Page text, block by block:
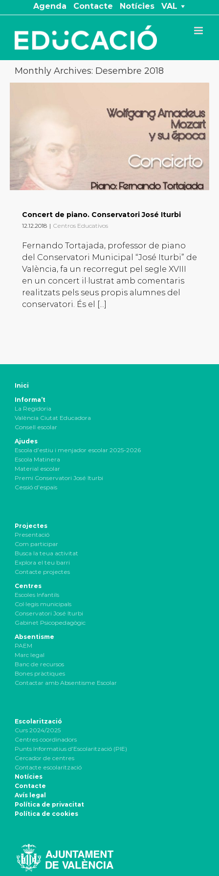
to
content
Agenda Contacte Notícies VAL
Monthly Archives: Desembre 2018
Concert de piano. Conservatori José Iturbi
12.12.2018 | Centros Educativos
Fernando Tortajada, professor de piano
del Conservatori Municipal “José Iturbi” de
València, fa un recorregut pel segle XVIII
en un concert il·lustrat amb comentaris
realitzats pels seus propis alumnes del
conservatori. És el [...]
Inici
Informa’t
La Regidoria
València Ciutat Educadora
Consell escolar
Ajudes
Escola d’estiu i menjador escolar 2025-2026
Escola Matinera
Material escolar
Premi Conservatori José Iturbi
Cessió d’espais
Projectes
Presentació
Com participar
Busca la teua activitat
Explora el teu barri
Contacte projectes
Centres
Escoles Infantils
Col·legis municipals
Conservatori José Iturbi
Gabinet Psicopedagògic
Absentisme
PAEM
Marc legal
Banc de recursos
Bones pràctiques
Contactar amb Absentisme Escolar
Escolarització
Curs 2024/2025
Centres coordinadors
Punts Informatius d’Escolarització (PIE)
Cercador de centres
Contacte escolarització
Notícies
Contacte
Avís legal
Política de privacitat
Política de cookies